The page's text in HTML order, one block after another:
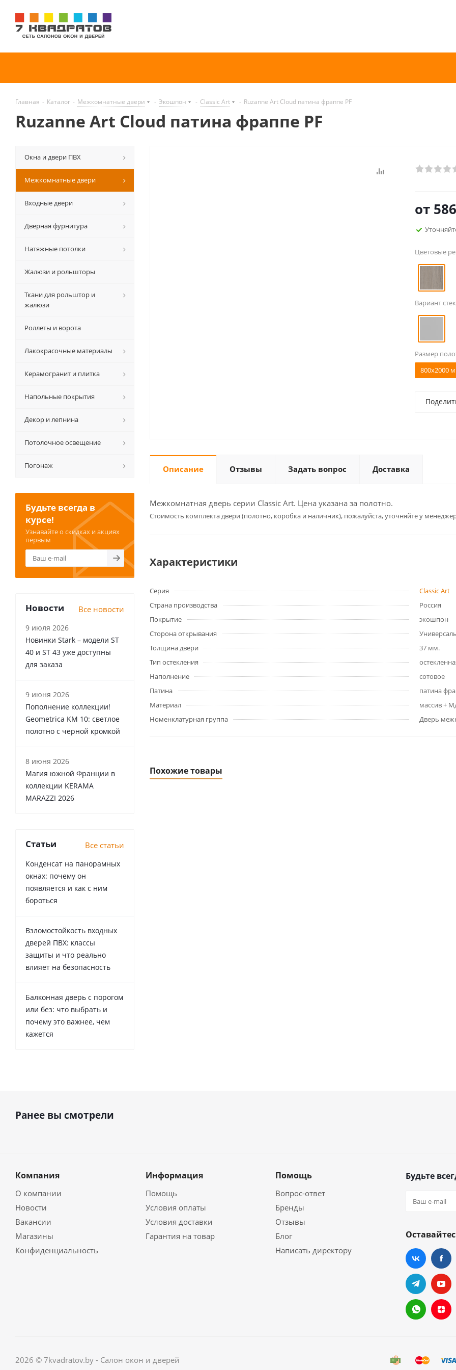
Главная - Каталог - Межкомнатные двери - Экошпон - Classic Art - Ruzanne Art Cloud патина фраппе PF
Ruzanne Art Cloud патина фраппе PF
от
Цветовые
Вариант
Размер
800x2000
Описание Отзывы Задать вопрос Доставка
Межкомнатная дверь серии Classic Art. Цена указана за полотно.
Cтоимость комплекта двери (полотно, коробка и наличник), пожалуйста, уточняйте у
Характеристики
Серия
Classic Art
Страна производства
Россия
Покрытие
экошпон
Сторона открывания
Толщина двери
37 мм.
Тип остекления
Наполнение
сотовое
Патина
патина
Материал
массив +
Номенклатурная группа
Дверь
Похожие товары
Окна и двери ПВХ
Межкомнатные двери
Входные двери
Дверная фурнитура
Натяжные потолки
Жалюзи и рольшторы
Ткани для рольштор и
жалюзи
Роллеты и ворота
Лакокрасочные материалы
Керамогранит и плитка
Напольные покрытия
Декор и лепнина
Потолочное освещение
Погонаж
Будьте всегда в
курсе!
Узнавайте о скидках и акциях
первым
Новости Все новости
9 июля 2026
Новинки Stark – модели ST
40 и ST 43 уже доступны
для заказа
9 июня 2026
Пополнение коллекции!
Geometrica KM 10: светлое
полотно с черной кромкой
8 июня 2026
Магия южной Франции в
коллекции KERAMA
MARAZZI 2026
Статьи Все статьи
Конденсат на панорамных
окнах: почему он
появляется и как с ним
бороться
Взломостойкость входных
дверей ПВХ: классы
защиты и что реально
влияет на безопасность
Балконная дверь с порогом
или без: что выбрать и
почему это важнее, чем
кажется
Ранее вы смотрели
Компания
О компании
Новости
Вакансии
Магазины
Конфиденциальность
Информация
Помощь
Условия оплаты
Условия доставки
Гарантия на товар
Помощь
Вопрос-ответ
Бренды
Отзывы
Блог
Написать директору
Будьте
2026 © 7kvadratov.by - Салон окон и дверей